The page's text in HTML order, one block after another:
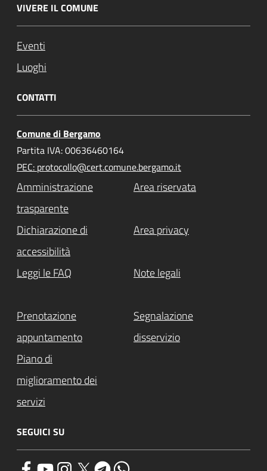
VIVERE IL COMUNE
Eventi
Luoghi
CONTATTI
Comune di Bergamo
Partita IVA: 00636460164
PEC: protocollo@cert.comune.bergamo.it
Amministrazione
trasparente
Area riservata
Dichiarazione di
accessibilità
Area privacy
Leggi le FAQ Note legali
Prenotazione
appuntamento
Segnalazione
disservizio
Piano di
miglioramento dei
servizi
SEGUICI SU